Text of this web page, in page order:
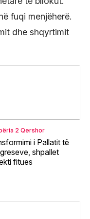
fuqi menjëherë.
dhe shqyrtimit
2 Qershor
i Pallatit të
shpallet
fitues